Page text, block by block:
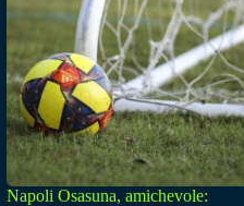
Napoli Osasuna, amichevole: